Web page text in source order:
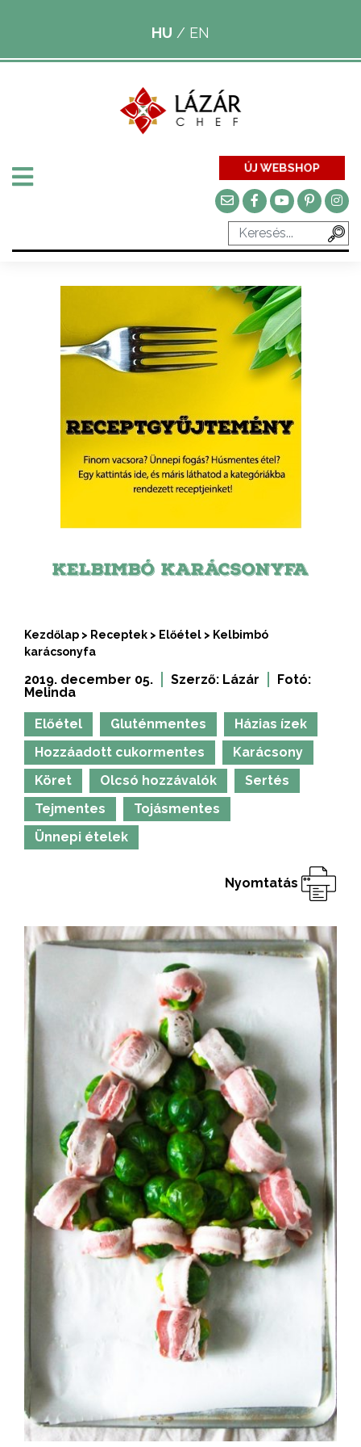
HU / EN
ÚJ WEBSHOP
KELBIMBÓ KARÁCSONYFA
Kezdőlap > Receptek > Előétel > Kelbimbó
karácsonyfa
2019. december 05. Szerző: Lázár
Fotó:
Melinda
Előétel Gluténmentes
Házias ízek
Hozzáadott cukormentes
Karácsony
Köret
Olcsó hozzávalók
Sertés
Tejmentes
Tojásmentes
Ünnepi ételek
Nyomtatás